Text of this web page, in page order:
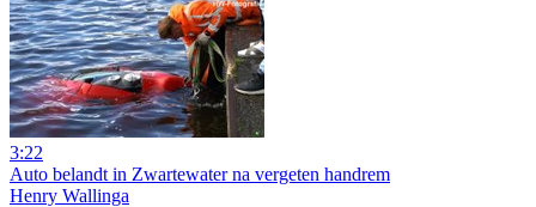
3:22
Auto belandt in Zwartewater na vergeten handrem
Henry Wallinga